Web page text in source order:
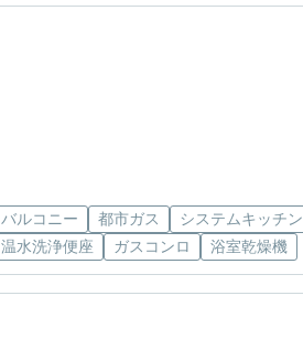
バルコニー 都市ガス
システムキッチン
温水洗浄便座
ガスコンロ 浴室乾燥機